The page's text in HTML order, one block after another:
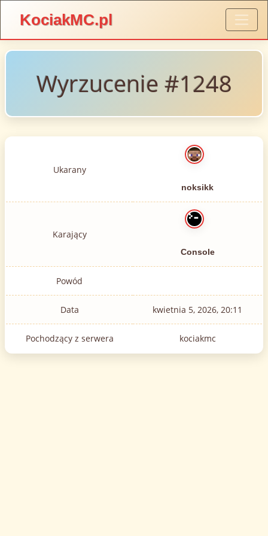
KociakMC.pl
Wyrzucenie #1248
Ukarany
noksikk
Karający
Console
Powód
Data kwietnia 5, 2026, 20:11
Pochodzący z serwera kociakmc